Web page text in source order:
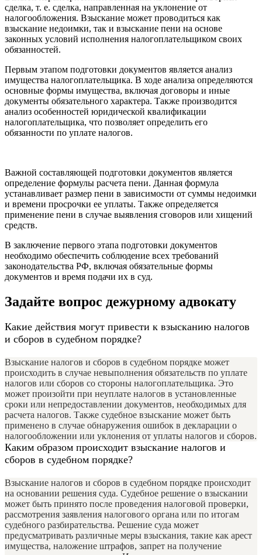
сделка, т. е. сделка, направленная на уклонение от
налогообложения. Взыскание может проводиться как
взыскание недоимки, так и взыскание пени на основе
законных условий исполнения налогоплательщиком своих
обязанностей.
Первым этапом подготовки документов является анализ
имущества налогоплательщика. В ходе анализа определяются
основные формы имущества, включая договоры и иные
документы обязательного характера. Также производится
анализ особенностей юридической квалификации
налогоплательщика, что позволяет определить его
обязанности по уплате налогов.
Важной составляющей подготовки документов является
определение формулы расчета пени. Данная формула
устанавливает размер пени в зависимости от суммы недоимки
и времени просрочки ее уплаты. Также определяется
применение пени в случае выявления сговоров или хищений
средств.
В заключение первого этапа подготовки документов
необходимо обеспечить соблюдение всех требований
законодательства РФ, включая обязательные формы
документов и время подачи их в суд.
Задайте вопрос дежурному адвокату
Какие действия могут привести к взысканию налогов
и сборов в судебном порядке?
Взыскание налогов и сборов в судебном порядке может
происходить в случае невыполнения обязательств по уплате
налогов или сборов со стороны налогоплательщика. Это
может произойти при неуплате налогов в установленные
сроки или непредоставлении документов, необходимых для
расчета налогов. Также судебное взыскание может быть
применено в случае обнаружения ошибок в декларации о
налогообложении или уклонения от уплаты налогов и сборов.
Каким образом происходит взыскание налогов и
сборов в судебном порядке?
Взыскание налогов и сборов в судебном порядке происходит
на основании решения суда. Судебное решение о взыскании
может быть принято после проведения налоговой проверки,
рассмотрения заявления налогового органа или по итогам
судебного разбирательства. Решение суда может
предусматривать различные меры взыскания, такие как арест
имущества, наложение штрафов, запрет на получение